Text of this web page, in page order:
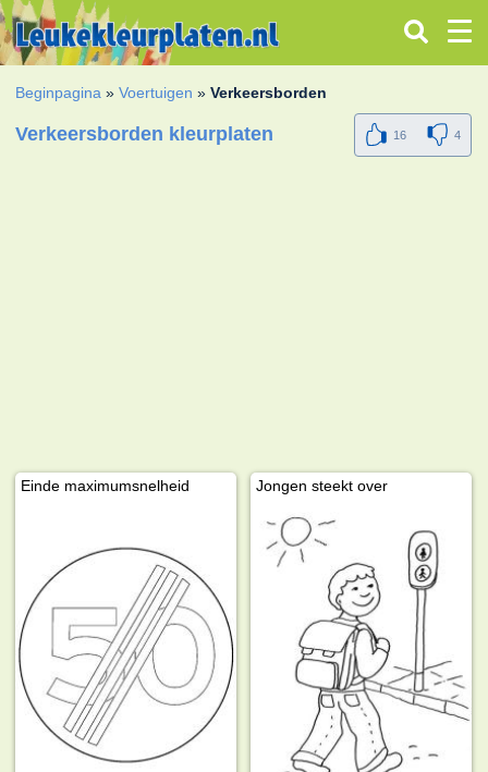
Beginpagina »Voertuigen »Verkeersborden
Verkeersborden kleurplaten 16 4
Einde maximumsnelheid Jongen steekt over